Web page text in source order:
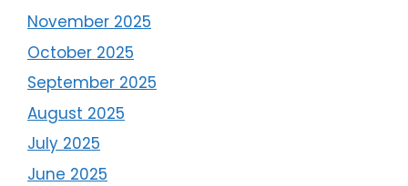
November 2025
October 2025
September 2025
August 2025
July 2025
June 2025